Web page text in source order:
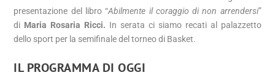
presentazione del libro “Abilmente il coraggio di non arrendersi”
di Maria Rosaria Ricci. In serata ci siamo recati al palazzetto
dello sport per la semifinale del torneo di Basket.
IL PROGRAMMA DI OGGI